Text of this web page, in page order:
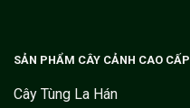
SẢN PHẨM CÂY CẢNH CAO CẤP
Cây Tùng La Hán